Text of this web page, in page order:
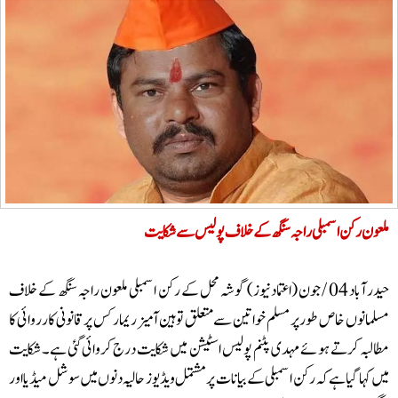
رکن اسمبلی راجہ سنگھ کے خلاف پولیس سے شکایت
حیدر آباد 04 / جون (اعتماد نیوز) گوشہ محل کے رکن اسمبلی ملعون راجہ سنگھ کے خلاف
خاص طور پر مسلم خواتین سے متعلق توہین آمیز ریمارکس پر قانونی کارروائی کا
کرتے ہوئے مہدی پٹنم پولیس اسٹیشن میں شکایت درج کروائی گئی ہے۔ شکایت
کہا گیا ہے کہ رکن اسمبلی کے بیانات پر مشتمل ویڈیوز حالیہ دنوں میں سوشل میڈیا اور